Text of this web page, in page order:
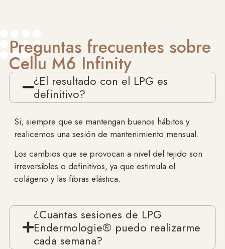
Preguntas frecuentes sobre
Cellu M6 Infinity
¿El resultado con el LPG es
definitivo?
Si, siempre que se mantengan buenos hábitos y
realicemos una sesión de mantenimiento mensual.
Los cambios que se provocan a nivel del tejido son
irreversibles o definitivos, ya que estimula el
colágeno y las fibras elástica.
¿Cuantas sesiones de LPG
Endermologie® puedo realizarme
cada semana?